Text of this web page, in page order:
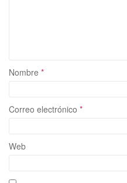
Nombre *
Correo electrónico *
Web